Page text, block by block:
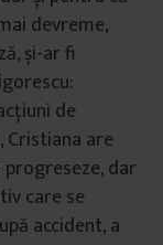
devreme,
și-ar fi
de
Cristiana are
dar
care se
accident, a